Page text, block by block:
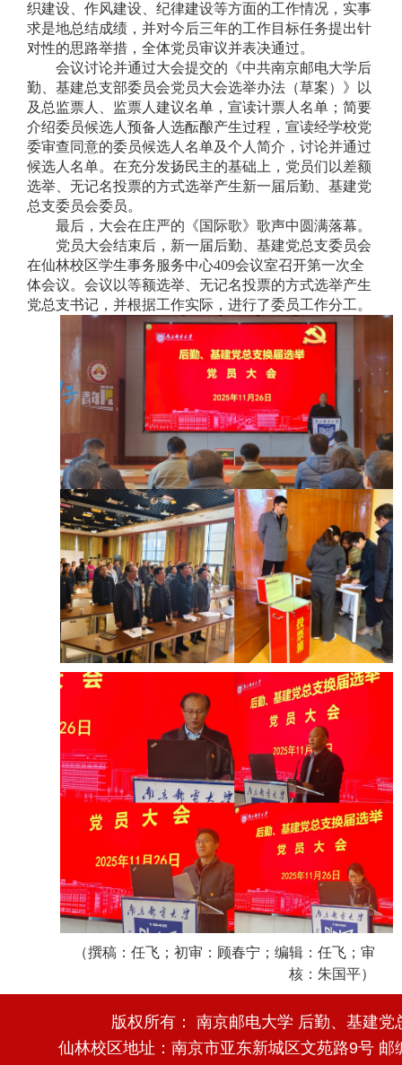
织建设、作风建设、纪律建设等方面的工作情况，实事
求是地总结成绩，并对今后三年的工作目标任务提出针
对性的思路举措 ， 全体党员审议并表决通过。
会议讨论并通过大会提交的 《中共南京邮电大学后
勤、基建总支部委员会党员大会选举办法（草案） 》
以
及总监票人、监票人建议名单，宣读计票人名单；简要
介绍委员候选人预备人选酝酿产生过程，宣读经学校党
委审查同意的委员候选人名单及个人简介，讨论并通过
候选人名单。在充分发扬民主的基础上，党员们以差额
选举、无记名投票的方式选举产生新一届后勤、基建党
总支委员会委员。
最后，大会在庄严的《国际歌》歌声中圆满落幕。
党员大会结束后，新一届后勤、基建党总支委员会
在仙林校区学生事务服务中心409会议室召开第一次全
体会议。会议以等额选举、无记名投票的方式选举产生
党总支书记，并根据工作实际，进行了委员工作分工。
（撰稿：任飞；初审：顾春宁；编辑：任飞；审
核：朱国平）
版权所有： 南京邮电大学 后勤、基建党
仙林校区地址：南京市亚东新城区文苑路9号 邮